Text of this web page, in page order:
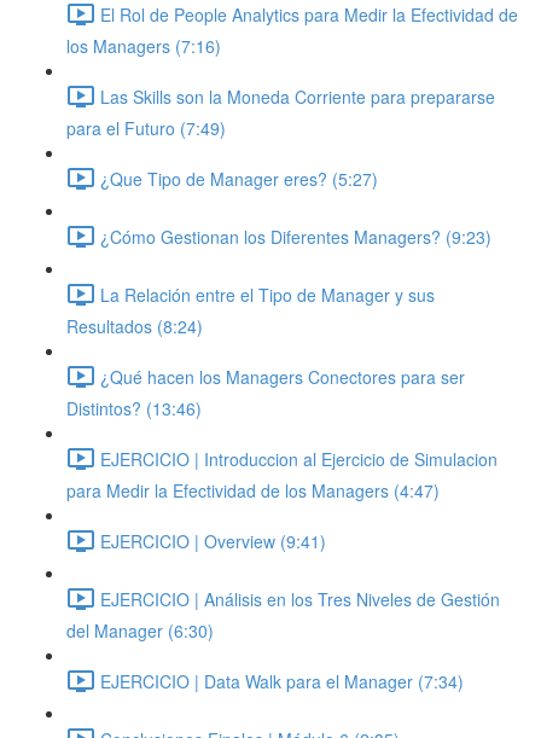
El Rol de People Analytics para Medir la Efectividad de
los Managers (7:16)
Las Skills son la Moneda Corriente para prepararse
para el Futuro (7:49)
¿Que Tipo de Manager eres? (5:27)
¿Cómo Gestionan los Diferentes Managers? (9:23)
La Relación entre el Tipo de Manager y sus
Resultados (8:24)
¿Qué hacen los Managers Conectores para ser
Distintos? (13:46)
EJERCICIO | Introduccion al Ejercicio de Simulacion
para Medir la Efectividad de los Managers (4:47)
EJERCICIO | Overview (9:41)
EJERCICIO | Análisis en los Tres Niveles de Gestión
del Manager (6:30)
EJERCICIO | Data Walk para el Manager (7:34)